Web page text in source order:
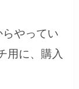
やってい
用に、購入